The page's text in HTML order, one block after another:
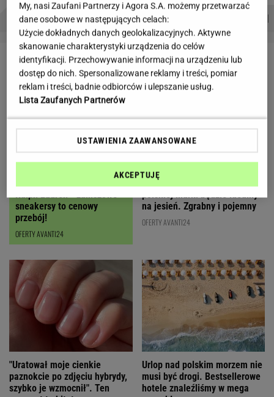
PROBLEMY POLSKICH SIATKARZY ZNAK Z '30'
LETNIE OKAZJE
sneakersy to cenowy
przebój!
OFERTY AVANTI24
Ten karmelowy kuferek od
polskiej marki będzie idealny
na jesień. Zgrabny i pojemny
OFERTY AVANTI24
"Uratował moje cienkie
paznokcie po zdjęciu hybrydy,
szybko je wzmocnił". Ten
Urlop nad polskim morzem nie
musi być drogi. Bestsellerowe
hotele znaleźliśmy w mega
My, nasi Zaufani Partnerzy i Agora S.A. możemy przetwarzać
dane osobowe w następujących celach:
Użycie dokładnych danych geolokalizacyjnych. Aktywne
skanowanie charakterystyki urządzenia do celów
identyfikacji. Przechowywanie informacji na urządzeniu lub
dostęp do nich. Spersonalizowane reklamy i treści, pomiar
reklam i treści, badnie odbiorców i ulepszanie usług.
Lista Zaufanych Partnerów
USTAWIENIA ZAAWANSOWANE
AKCEPTUJĘ